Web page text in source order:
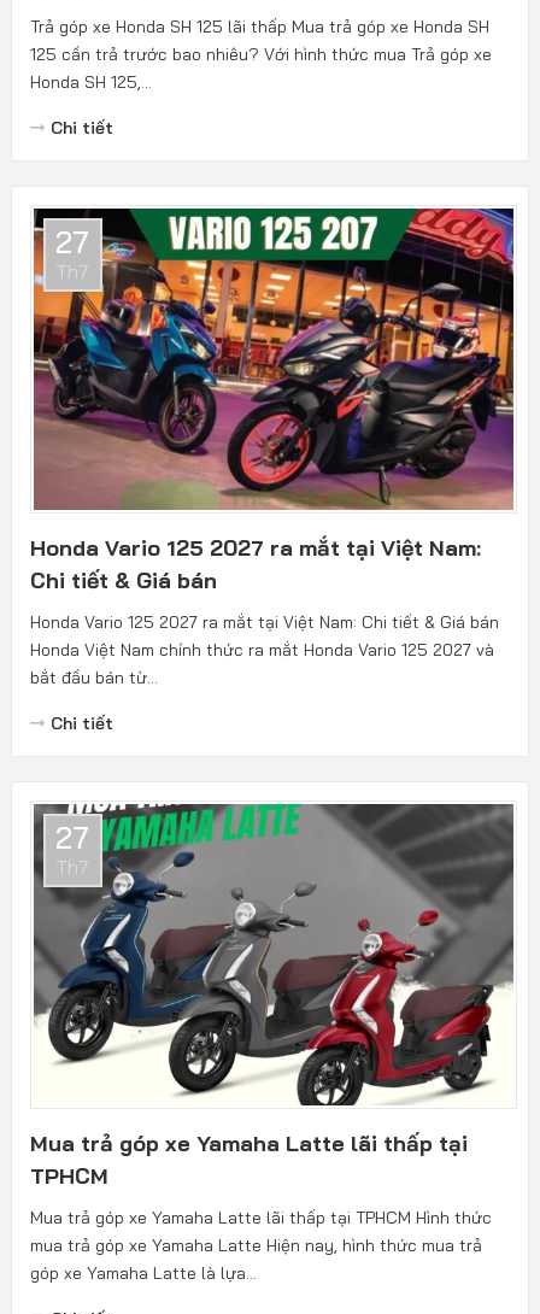
Trả góp xe Honda SH 125 lãi thấp Mua trả góp xe Honda SH
125 cần trả trước bao nhiêu? Với hình thức mua Trả góp xe
Honda SH 125,...
Chi tiết
27
Th7
Honda Vario 125 2027 ra mắt tại Việt Nam:
Chi tiết & Giá bán
Honda Vario 125 2027 ra mắt tại Việt Nam: Chi tiết & Giá bán
Honda Việt Nam chính thức ra mắt Honda Vario 125 2027 và
bắt đầu bán từ...
Chi tiết
27
Th7
Mua trả góp xe Yamaha Latte lãi thấp tại
TPHCM
Mua trả góp xe Yamaha Latte lãi thấp tại TPHCM Hình thức
mua trả góp xe Yamaha Latte Hiện nay, hình thức mua trả
góp xe Yamaha Latte là lựa...